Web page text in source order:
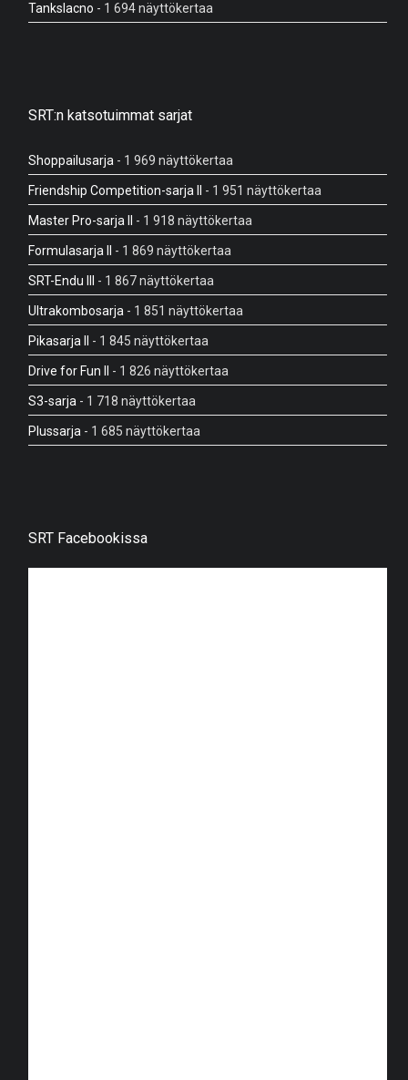
Tankslacno - 1 694 näyttökertaa
SRT:n katsotuimmat sarjat
Shoppailusarja- 1 969 näyttökertaa
Friendship Competition-sarja II - 1 951 näyttökertaa
Master Pro-sarja II - 1 918 näyttökertaa
Formulasarja II - 1 869 näyttökertaa
SRT-Endu III - 1 867 näyttökertaa
Ultrakombosarja- 1 851 näyttökertaa
Pikasarja II - 1 845 näyttökertaa
Drive for Fun II - 1 826 näyttökertaa
S3-sarja- 1 718 näyttökertaa
Plussarja- 1 685 näyttökertaa
SRT Facebookissa